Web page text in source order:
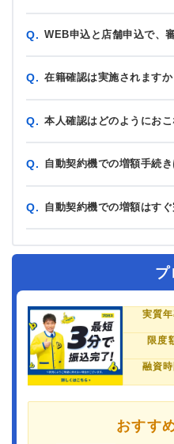
Q. WEB申込と店舗申込で、
Q. 在籍確認は実施されますか
Q. 本人確認はどのようにお
Q. 自動契約機での増額手続
Q. 自動契約機での増額はす
プ
実質
限度
融資時
おすす